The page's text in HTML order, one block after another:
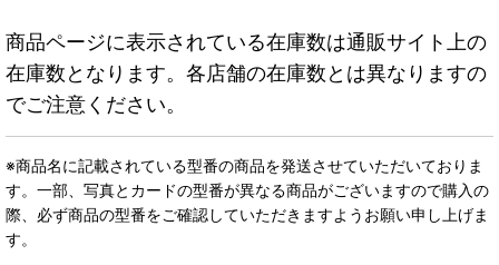
商品ページに表示されている在庫数は通販サイト上の
在庫数となります。各店舗の在庫数とは異なりますの
でご注意ください。
※商品名に記載されている型番の商品を発送させていただいておりま
す。一部、写真とカードの型番が異なる商品がございますので購入の
際、必ず商品の型番をご確認していただきますようお願い申し上げま
す。